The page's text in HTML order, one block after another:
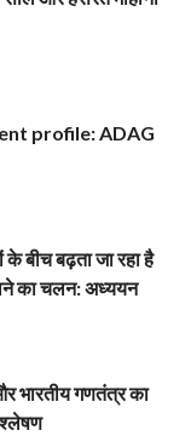
profile: ADAG
के बीच बढ़ता जा रहा है
का चलन: अध्ययन
भारतीय गणतंत्र का